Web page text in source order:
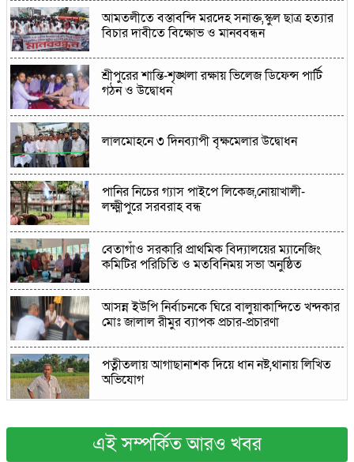
আমতলীতে বস্তাবন্দি মরদেহ সনাক্ত,স্কুল ছাত্র হত্যার
বিচার দাবীতে বিক্ষোভ ও মানববন্ধন
শ্রীপুরের শান্তি-শৃঙ্খলা রক্ষায় ভিলেজ ডিফেন্স পার্টি
গঠন ও উদ্বোধন
লালমোহনে ৩ দিনব্যাপী বৃক্ষমেলার উদ্বোধন
পানির নিচের গ্যাস পাইপে লিকেজ,নোয়াখালী-
লক্ষ্মীপুরে সরবরাহ বন্ধ
বেতাগাঁও সরকারি প্রাথমিক বিদ্যালয়ের ম্যানেজিং
কমিটির পরিচিতি ও মতবিনিময় সভা অনুষ্ঠিত
আসন্ন ইউপি নির্বাচনকে ঘিরে বালুয়াকান্দিতে খন্দকার
মোঃ জালাল রীমুর ব্যাপক প্রচার-প্রচারণা
পত্নীতলায় আগাছানাশক দিয়ে ধান নষ্ট,থানায় লিখিত
অভিযোগ
বাঙ্গরায় ২৫০ পিস ইয়াবাসহ মাদক কারবারি গ্রেপ্তার
এই সম্পর্কিত আরও খবর